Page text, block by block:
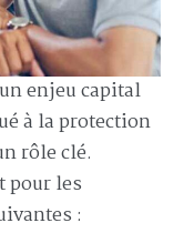
enjeu capital
à la protection
rôle clé.
pour les
: